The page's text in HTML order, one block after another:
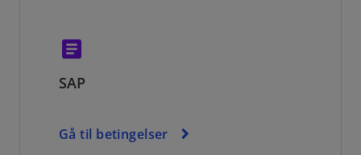
article
SAP
Gå til betingelser